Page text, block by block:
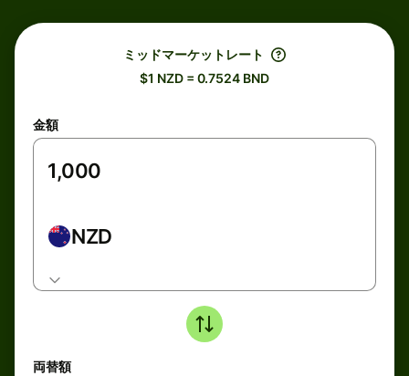
ミッドマーケットレート
$1 NZD = 0.7524 BND
金額
NZD
両替額